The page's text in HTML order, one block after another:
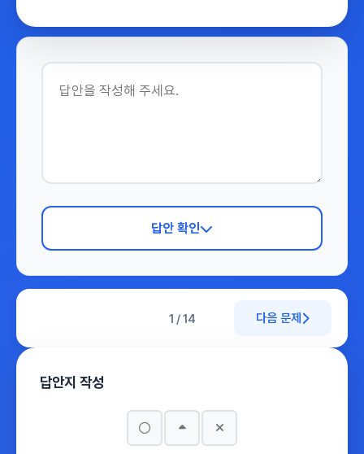
답안 확인
1 / 14 다음 문제
답안지 작성